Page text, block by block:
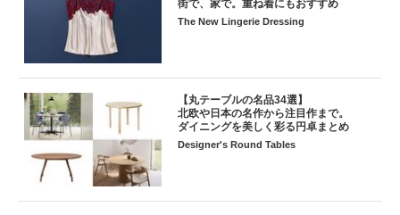
街で、家で。重ね着にもおすすめ
The New Lingerie Dressing
【丸テーブルの名品34選】
北欧や日本の名作から注目作まで。
ダイニングを美しく彩る円卓まとめ
Designer's Round Tables